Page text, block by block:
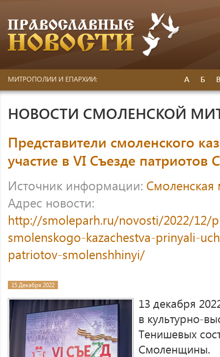
МИТРОПОЛИИ И ЕПАРХИИ: А Б
НОВОСТИ СМОЛЕНСКОЙ
Представители смоленского
участие в VI Съезде
Источник информации:
Адрес новости:
http://smoleparh.ru/novosti/2022/12/
smolenskogo-kazachestva-prinyali-
patriotov-smolenshhinyi/
15 Декабря 2022
13 декабря
в культурно-
Тенишевых
Смоленщины.